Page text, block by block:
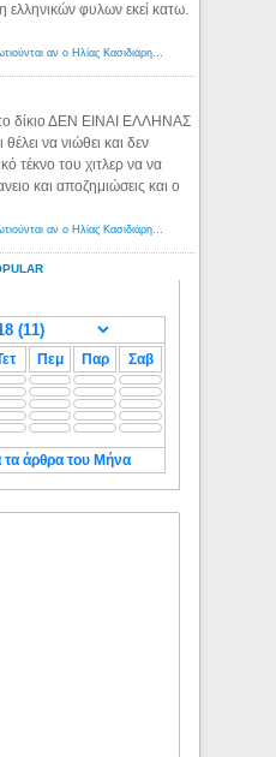
ελληνικών φυλων εκεί κατω.
Αμερικανοί ρατσιστές αναρωτιούνται αν ο Ηλίας Κασιδιάρης ανήκει στη λευκή φυλή... - Λόγιος Ερμής
δίκιο ΔΕΝ ΕΙΝΑΙ ΕΛΛΗΝΑΣ
να νιώθει και δεν
τέκνο του χιτλερ να να
και αποζημιώσεις και ο
Αμερικανοί ρατσιστές αναρωτιούνται αν ο Ηλίας Κασιδιάρης ανήκει στη λευκή φυλή... - Λόγιος Ερμής
Πεμ Παρ Σαβ
τα άρθρα του Μήνα